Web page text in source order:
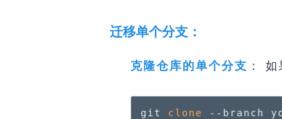
迁移单个分支：
克隆仓库的单个分支 ：
git clone --branch